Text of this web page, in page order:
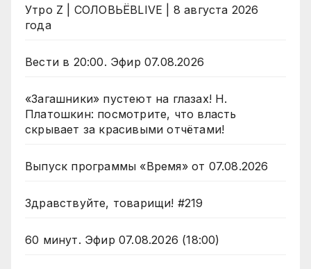
Утро Z | СОЛОВЬЁВLIVE | 8 августа 2026
года
Вести в 20:00. Эфир 07.08.2026
«Загашники» пустеют на глазах! Н.
Платошкин: посмотрите, что власть
скрывает за красивыми отчётами!
Выпуск программы «Время» от 07.08.2026
Здравствуйте, товарищи! #219
60 минут. Эфир 07.08.2026 (18:00)